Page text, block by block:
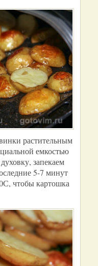
растительным
емкостью
запекаем
5-7 минут
чтобы картошка